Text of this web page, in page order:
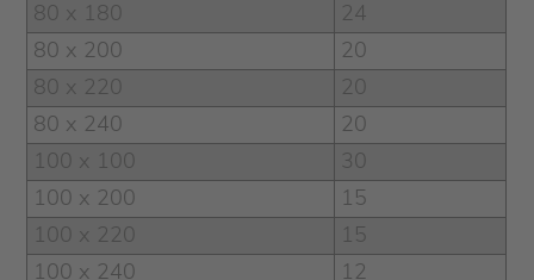
80 x 180
24
80 x 200
20
80 x 220
20
80 x 240
20
100 x 100
30
100 x 200
15
100 x 220
15
100 x 240
12